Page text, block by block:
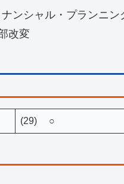
ンシャル・プランニ
改変
(29) ○